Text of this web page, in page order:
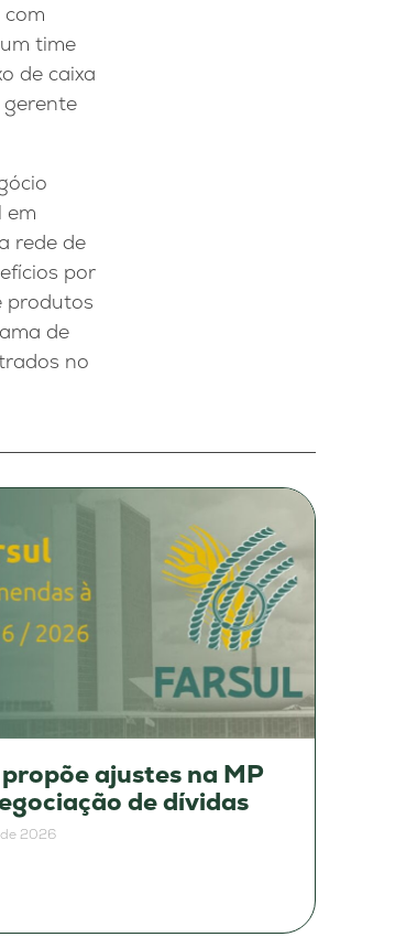
time
de caixa
em
rede de
por
produtos
de
no
ajustes na MP
de dívidas
2026